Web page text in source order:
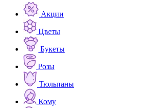
Акции
Цветы
Букеты
Розы
Тюльпаны
Кому